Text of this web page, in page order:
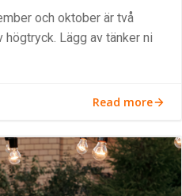
och oktober är två
Lägg av tänker ni
Read more